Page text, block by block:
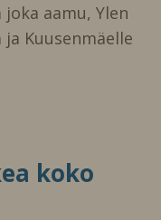
aamu, Ylen
Kuusenmäelle
koko